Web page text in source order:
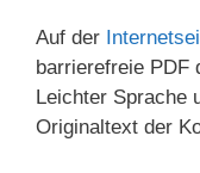
Auf der
barrierefreie PDF
Leichter Sprache
Originaltext der